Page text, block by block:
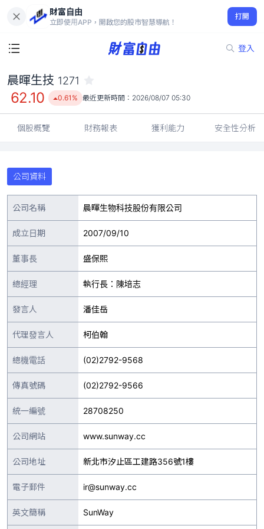
財富自由
立即使用APP，開啟您的股市智慧導航！
打開
登入
62.10
0.61%
晨暉生技 1271
62.10 0.61% 最近更新時間： 2026/08/07 05:30
個股概覽 財務報表 獲利能力 安全性分析
公司資料
公司名稱 晨暉生物科技股份有限公司
成立日期 2007/09/10
董事長 盛保熙
總經理 執行長：陳培志
發言人 潘佳岳
代理發言人 柯伯翰
總機電話 (02)2792-9568
傳真號碼 (02)2792-9566
統一編號 28708250
公司網站 www.sunway.cc
公司地址 新北市汐止區工建路356號1樓
電子郵件 ir@sunway.cc
英文簡稱 SunWay